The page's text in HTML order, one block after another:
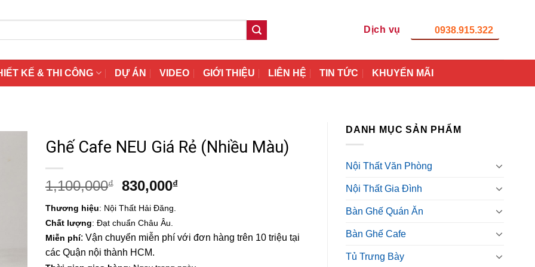
Dịch vụ 0938.915.322
KẾ & THI CÔNG DỰ ÁN VIDEO GIỚI THIỆU LIÊN HỆ TIN TỨC KHUYẾN MÃI
DANH MỤC SẢN PHẨM
Nội Thất Văn Phòng
Nội Thất Gia Đình
Bàn Ghế Quán Ăn
Bàn Ghế Cafe
Tủ Trưng Bày
Ghế Cafe NEU Giá Rẻ (Nhiều Màu)
1,100,000₫
Giá
là:
1,100,000₫.
830,000₫Giá
830,000₫.
Thương hiệu: Nội Thất Hải Đăng.
Chất lượng: Đạt chuẩn Châu Âu.
Miễn phí: Vận chuyển miễn phí với đơn hàng trên 10 triệu tại
các Quận nội thành HCM.